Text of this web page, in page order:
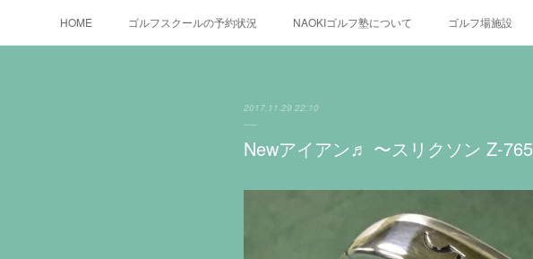
HOME ゴルフスクールの予約状況 NAOKIゴルフ塾について ゴルフ場施設
2017.11.29 22:10
Newアイアン♬ 〜スリクソン Z-765